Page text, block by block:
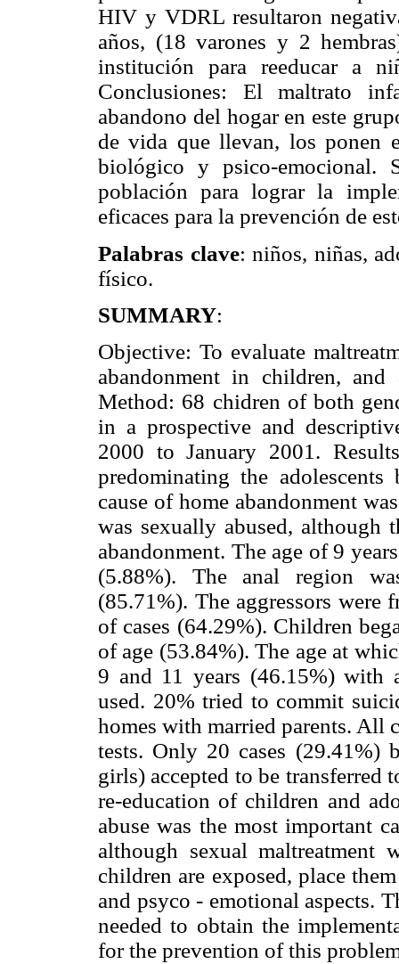
HIV y VDRL resultaron
años, (18 varones y 2
institución para reeducar a
Conclusiones: El maltrato
abandono del hogar en este
de vida que llevan, los ponen
biológico y psico-emocional.
población para lograr la
eficaces para la prevención de
Palabras clave: niños, niñas,
físico.
SUMMARY:
Objective: To evaluate
abandonment in children,
Method: 68 chidren of both
in a prospective and
2000 to January 2001.
predominating the
cause of home abandonment
was sexually abused, although
abandonment. The age of 9
(5.88%). The anal region
(85.71%). The aggressors
of cases (64.29%). Children
of age (53.84%). The age at
9 and 11 years (46.15%) with
used. 20% tried to commit
homes with married parents.
tests. Only 20 cases (29.41%)
girls) accepted to be
re-education of children and
abuse was the most important
although sexual
children are exposed, place
and psyco - emotional aspects.
needed to obtain the
for the prevention of this